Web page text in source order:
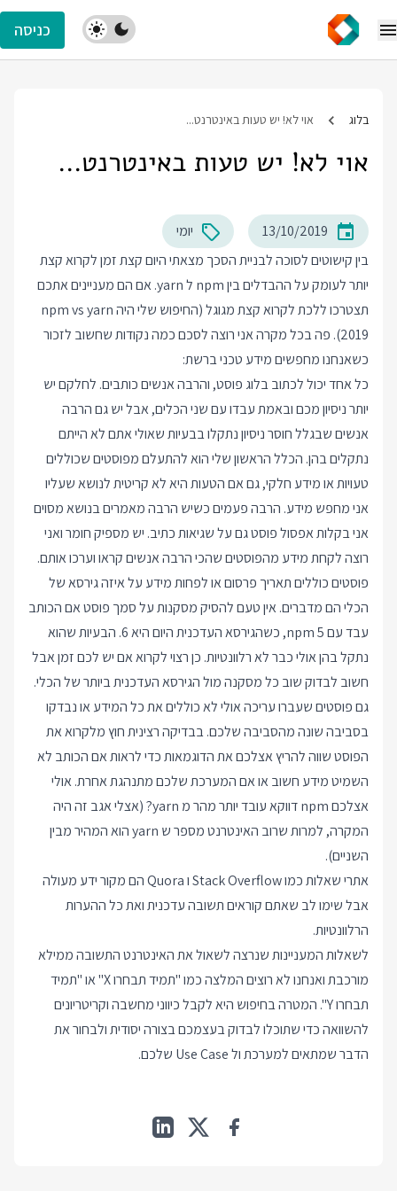
כניסה
בלוג אוי לא! יש טעות באינטרנט...
אוי לא! יש טעות באינטרנט...
13/10/2019
יומי
בין קישוטים לסוכה לבניית הסכך מצאתי היום קצת זמן לקרוא קצת
יותר לעומק על ההבדלים בין npm ל yarn. אם הם מעניינים אתכם
תצטרכו ללכת לקרוא קצת מגוגל (החיפוש שלי היה npm vs yarn
2019). פה בכל מקרה אני רוצה לסכם כמה נקודות שחשוב לזכור
כשאנחנו מחפשים מידע טכני ברשת:
כל אחד יכול לכתוב בלוג פוסט, והרבה אנשים כותבים. לחלקם יש
יותר ניסיון מכם ובאמת עבדו עם שני הכלים, אבל יש גם הרבה
אנשים שבגלל חוסר ניסיון נתקלו בבעיות שאולי אתם לא הייתם
נתקלים בהן. הכלל הראשון שלי הוא להתעלם מפוסטים שכוללים
טעויות או מידע חלקי, גם אם הטעות היא לא קריטית לנושא שעליו
אני מחפש מידע. הרבה פעמים כשיש הרבה מאמרים בנושא מסוים
אני בקלות אפסול פוסט גם על שגיאות כתיב. יש מספיק חומר ואני
רוצה לקחת מידע מהפוסטים שהכי הרבה אנשים קראו וערכו אותם.
פוסטים כוללים תאריך פרסום או לפחות מידע על איזה גירסא של
הכלי הם מדברים. אין טעם להסיק מסקנות על סמך פוסט אם הכותב
עבד עם npm 5, כשהגירסא העדכנית היום היא 6. הבעיות שהוא
נתקל בהן אולי כבר לא רלוונטיות. כן רצוי לקרוא אם יש לכם זמן אבל
חשוב לבדוק שוב כל מסקנה מול הגירסא העדכנית ביותר של הכלי.
גם פוסטים שעברו עריכה אולי לא כוללים את כל המידע או נבדקו
בסביבה שונה מהסביבה שלכם. בבדיקה רצינית חוץ מלקרוא את
הפוסט שווה להריץ אצלכם את הדוגמאות כדי לראות אם הכותב לא
השמיט מידע חשוב או אם המערכת שלכם מתנהגת אחרת. אולי
אצלכם npm דווקא עובד יותר מהר מ yarn? (אצלי אגב זה היה
המקרה, למרות שרוב האינטרנט מספר ש yarn הוא המהיר מבין
השניים).
אתרי שאלות כמו Stack Overflow ו Quora הם מקור ידע מעולה
אבל שימו לב שאתם קוראים תשובה עדכנית ואת כל ההערות
הרלוונטיות.
לשאלות המעניינות שנרצה לשאול את האינטרנט התשובה ממילא
מורכבת ואנחנו לא רוצים המלצה כמו "תמיד תבחרו X" או "תמיד
תבחרו Y". המטרה בחיפוש היא לקבל כיווני מחשבה וקריטריונים
להשוואה כדי שתוכלו לבדוק בעצמכם בצורה יסודית ולבחור את
הדבר שמתאים למערכת ול Use Case שלכם.